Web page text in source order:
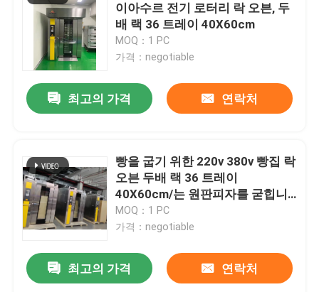
이아수르 전기 로터리 락 오븐, 두
배 랙 36 트레이 40X60cm
MOQ：1 PC
가격：negotiable
최고의 가격 연락처
빵을 굽기 위한 220v 380v 빵집 락
오븐 두배 랙 36 트레이
40X60cm/는 원판피자를 굳힙니
다
MOQ：1 PC
가격：negotiable
최고의 가격 연락처